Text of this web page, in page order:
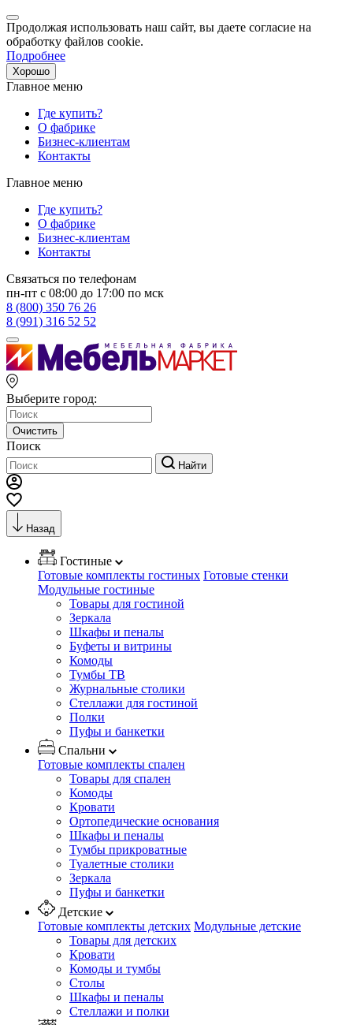
Продолжая использовать наш сайт, вы даете согласие на
обработку файлов cookie.
Подробнее
Хорошо
Главное меню
Где купить?
О фабрике
Бизнес-клиентам
Контакты
Главное меню
Где купить?
О фабрике
Бизнес-клиентам
Контакты
Связаться по телефонам
пн-пт с 08:00 до 17:00 по мск
8 (800) 350 76 26
8 (991) 316 52 52
Выберите город:
Очистить
Поиск
Найти
Назад
Гостиные
Готовые комплекты гостиных Готовые стенки
Модульные гостиные
Товары для гостиной
Зеркала
Шкафы и пеналы
Буфеты и витрины
Комоды
Тумбы ТВ
Журнальные столики
Стеллажи для гостиной
Полки
Пуфы и банкетки
Спальни
Готовые комплекты спален
Товары для спален
Комоды
Кровати
Ортопедические основания
Шкафы и пеналы
Тумбы прикроватные
Туалетные столики
Зеркала
Пуфы и банкетки
Детские
Готовые комплекты детских Модульные детские
Товары для детских
Кровати
Комоды и тумбы
Столы
Шкафы и пеналы
Стеллажи и полки